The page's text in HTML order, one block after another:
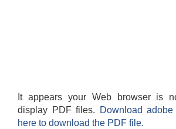
It appears your Web browser is
display PDF files.
Download
here to download the PDF file.